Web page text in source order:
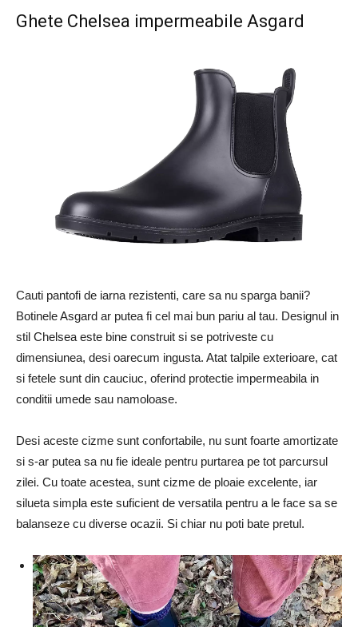
Ghete Chelsea impermeabile Asgard
Cauti pantofi de iarna rezistenti, care sa nu sparga banii?
Botinele Asgard ar putea fi cel mai bun pariu al tau. Designul in
stil Chelsea este bine construit si se potriveste cu
dimensiunea, desi oarecum ingusta. Atat talpile exterioare, cat
si fetele sunt din cauciuc, oferind protectie impermeabila in
conditii umede sau namoloase.
Desi aceste cizme sunt confortabile, nu sunt foarte amortizate
si s-ar putea sa nu fie ideale pentru purtarea pe tot parcursul
zilei. Cu toate acestea, sunt cizme de ploaie excelente, iar
silueta simpla este suficient de versatila pentru a le face sa se
balanseze cu diverse ocazii. Si chiar nu poti bate pretul.